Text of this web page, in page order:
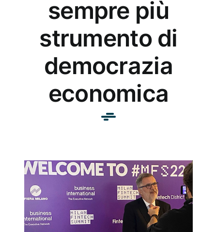
ENERGETIC AND DIGITAL TRANSITION
CONTACTS
sempre più
strumento di
democrazia
economica